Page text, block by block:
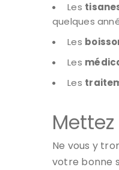
Les
quelques
Les
Les
Les
Ne vous y
votre bonne